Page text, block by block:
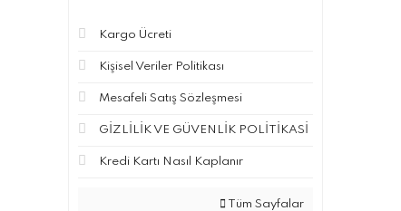
Kargo Ücreti
Kişisel Veriler Politikası
Mesafeli Satış Sözleşmesi
GİZLİLİK VE GÜVENLİK POLİTİKASİ
Kredi Kartı Nasıl Kaplanır
Tüm Sayfalar